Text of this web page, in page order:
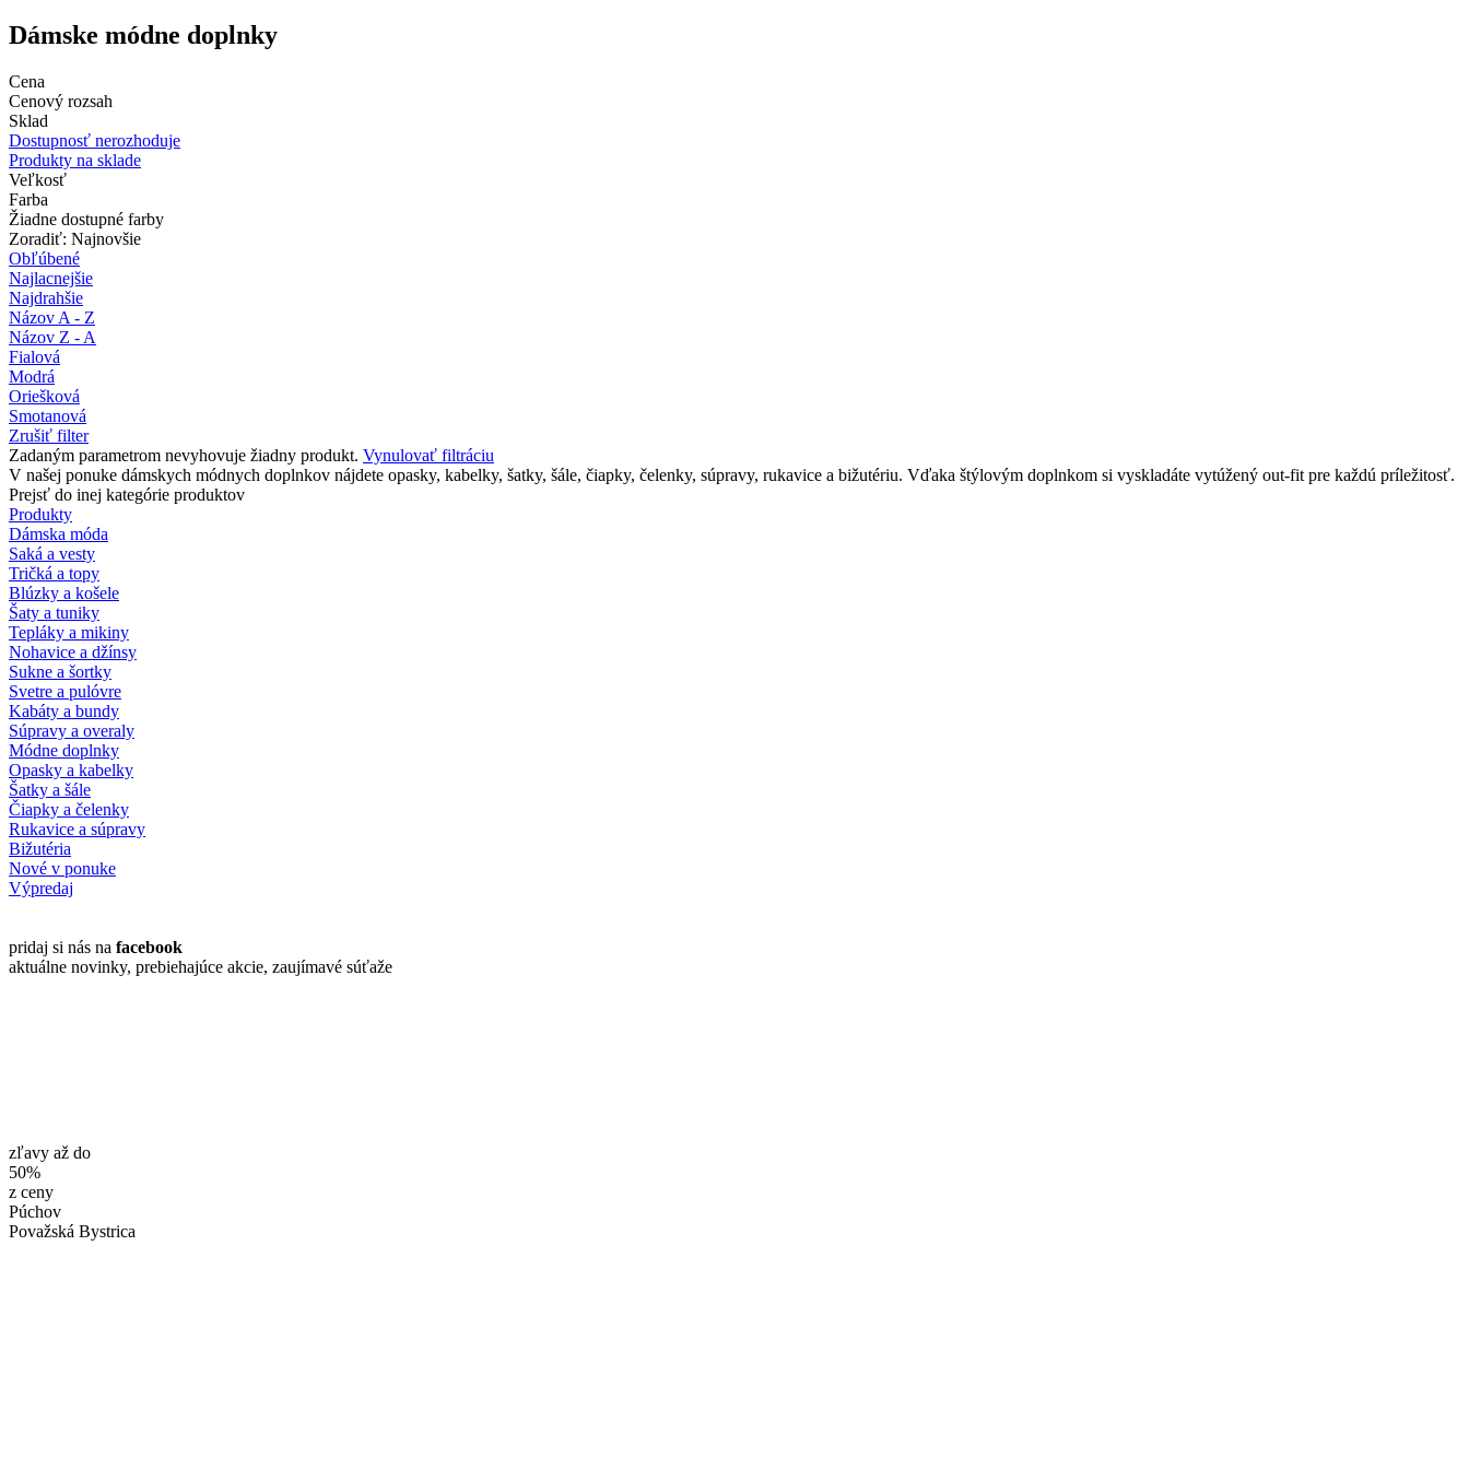
Dámske módne doplnky
Cena
Cenový rozsah
Sklad
Dostupnosť nerozhoduje
Produkty na sklade
Veľkosť
Farba
Žiadne dostupné farby
Zoradiť: Najnovšie
Obľúbené
Najlacnejšie
Najdrahšie
Názov A - Z
Názov Z - A
Fialová
Modrá
Oriešková
Smotanová
Zrušiť filter
Zadaným parametrom nevyhovuje žiadny produkt. Vynulovať filtráciu
V našej ponuke dámskych módnych doplnkov nájdete opasky, kabelky, šatky, šále, čiapky, čelenky, súpravy, rukavice a bižutériu. Vďaka štýlovým doplnkom si vyskladáte vytúžený out-fit pre každú príležitosť.
Prejsť do inej kategórie produktov
Produkty
Dámska móda
Saká a vesty
Tričká a topy
Blúzky a košele
Šaty a tuniky
Tepláky a mikiny
Nohavice a džínsy
Sukne a šortky
Svetre a pulóvre
Kabáty a bundy
Súpravy a overaly
Módne doplnky
Opasky a kabelky
Šatky a šále
Čiapky a čelenky
Rukavice a súpravy
Bižutéria
Nové v ponuke
Výpredaj
pridaj si nás na facebook
aktuálne novinky, prebiehajúce akcie, zaujímavé súťaže
zľavy až do
50%
z ceny
Púchov
Považská Bystrica